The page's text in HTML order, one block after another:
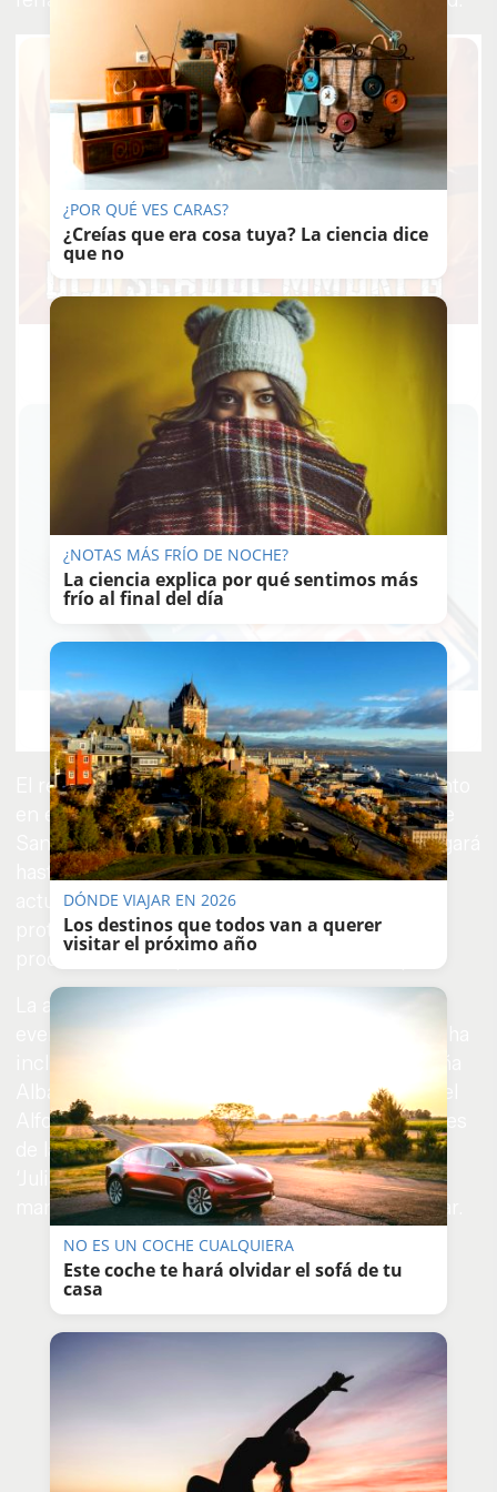
Un verdadero MMORPG de la vieja escuela ¡Cómo los de
antes, pero mejor!
9 apps que valen oro
No son populares, pero sí extraordinariamente útiles
El recinto ferial se convierte desde este momento
en el epicentro de la actividad social y festiva de
Sanlúcar, con una programación que se prolongará
hasta el próximo domingo y que incluye
actuaciones, encuentros familiares y el
protagonismo de la manzanilla, uno de los
productos más representativos del municipio.
, ha presidido el
evento de apertura de la Feria de este año, que ha
Alba Bazán acompañada a la guitarra por Manuel
Alfonseca ‘Lin’, las tradicionales interpretaciones
de la Asociación Filarmónica Banda de Música
‘Julián Cerdán’ y un brindis colectivo con
manzanilla por gentileza de bodegas de Sanlúcar.
¿POR QUÉ VES CARAS?
¿Creías que era cosa tuya? La ciencia dice
que no
¿NOTAS MÁS FRÍO DE NOCHE?
La ciencia explica por qué sentimos más
frío al final del día
DÓNDE VIAJAR EN 2026
Los destinos que todos van a querer
visitar el próximo año
NO ES UN COCHE CUALQUIERA
Este coche te hará olvidar el sofá de tu
casa